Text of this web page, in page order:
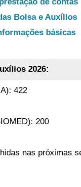
Bolsa e Auxílios
básicas
2026:
422
200
nas próximas